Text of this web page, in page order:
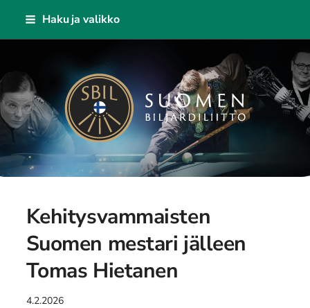
Siirry
Haku ja valikko
Suomen Biljardiliitto ry
Kehitysvammaisten
Suomen mestari jälleen
Tomas Hietanen
4.2.2026